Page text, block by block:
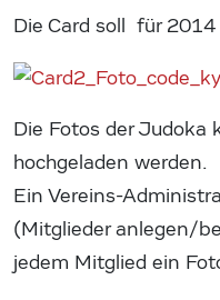
Die Card soll für 2014
Die Fotos der
hochgeladen werden.
Ein Vereins-
(Mitglieder anlegen/
jedem Mitglied ein